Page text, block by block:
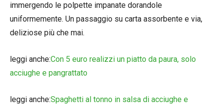
immergendo le polpette impanate dorandole
uniformemente. Un passaggio su carta assorbente e via,
deliziose più che mai.
leggi anche:Con 5 euro realizzi un piatto da paura, solo
acciughe e pangrattato
leggi anche:Spaghetti al tonno in salsa di acciughe e